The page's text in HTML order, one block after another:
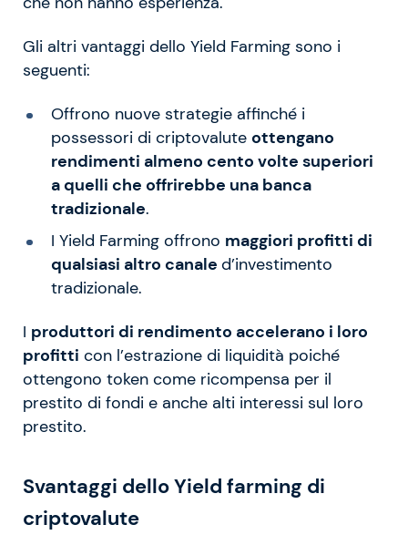
Gli altri vantaggi dello Yield Farming sono i
seguenti:
Offrono nuove strategie affinché i
possessori di criptovalute ottengano
rendimenti almeno cento volte superiori
a quelli che offrirebbe una banca
tradizionale.
I Yield Farming offrono maggiori profitti di
qualsiasi altro canale d’investimento
tradizionale.
I produttori di rendimento accelerano i loro
profitti con l’estrazione di liquidità poiché
ottengono token come ricompensa per il
prestito di fondi e anche alti interessi sul loro
prestito.
Svantaggi dello Yield farming di
criptovalute